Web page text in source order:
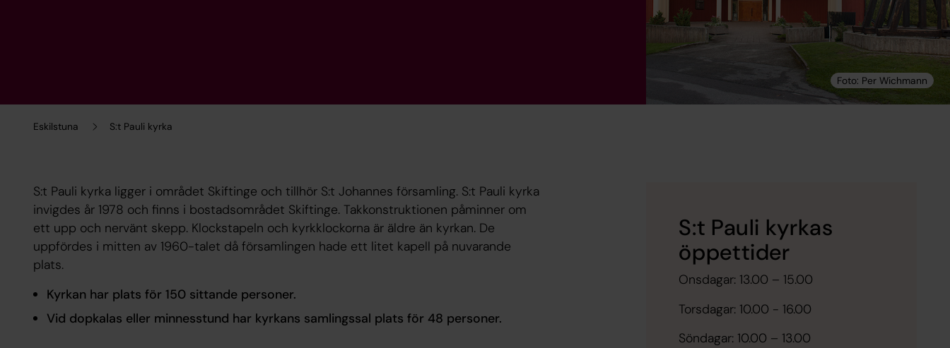
Eskilstuna S:t Pauli kyrka
S:t Pauli kyrka ligger i området Skiftinge och tillhör S:t Johannes församling. S:t Pauli kyrka
invigdes år 1978 och finns i bostadsområdet Skiftinge. Takkonstruktionen påminner om
ett upp och nervänt skepp. Klockstapeln och kyrkklockorna är äldre än kyrkan. De
uppfördes i mitten av 1960-talet då församlingen hade ett litet kapell på nuvarande
plats.
Kyrkan har plats för 150 sittande personer.
Vid dopkalas eller minnesstund har kyrkans samlingssal plats för 48 personer.
S:t Pauli kyrkas
öppettider
Onsdagar: 13.00 – 15.00
Torsdagar: 10.00 - 16.00
Söndagar: 10.00 – 13.00